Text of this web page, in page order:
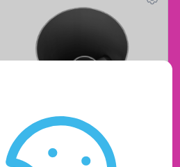
Geen reviews